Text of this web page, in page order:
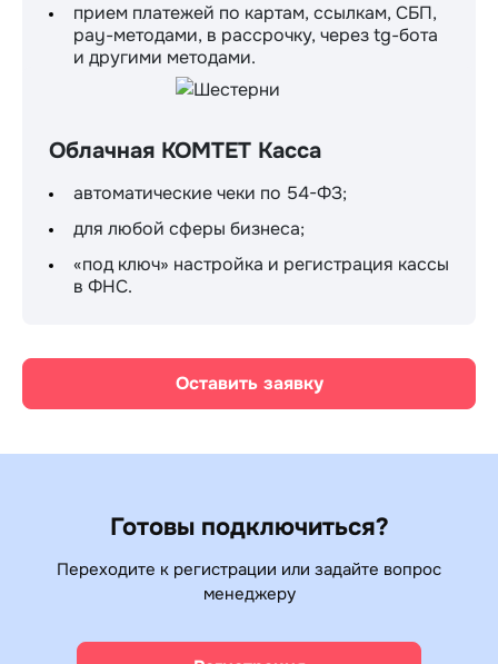
прием платежей по картам, ссылкам, СБП,
pay-методами, в рассрочку, через tg-бота
и другими методами.
Облачная КОМТЕТ Касса
автоматические чеки по 54-ФЗ;
для любой сферы бизнеса;
«под ключ» настройка и регистрация кассы
в ФНС.
Оставить заявку
Готовы подключиться?
Переходите к регистрации или задайте вопрос
менеджеру